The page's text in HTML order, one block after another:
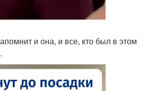
и она, и все, кто был в этом